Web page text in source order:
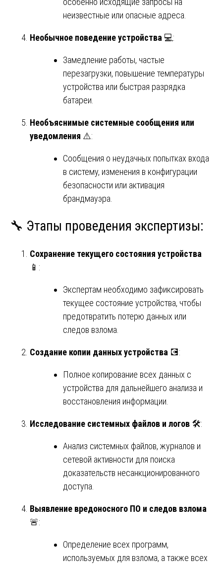
неизвестные или опасные адреса.
Необычное поведение устройства 💻:
Замедление работы, частые
перезагрузки, повышение температуры
устройства или быстрая разрядка
батареи.
Необъяснимые системные сообщения или
уведомления ⚠️:
Сообщения о неудачных попытках входа
в систему, изменения в конфигурации
безопасности или активация
брандмауэра.
🔧 Этапы проведения экспертизы:
Сохранение текущего состояния устройства
📱:
Экспертам необходимо зафиксировать
текущее состояние устройства, чтобы
предотвратить потерю данных или
следов взлома.
Создание копии данных устройства 💽:
Полное копирование всех данных с
устройства для дальнейшего анализа и
восстановления информации.
Исследование системных файлов и логов 🛠️:
Анализ системных файлов, журналов и
сетевой активности для поиска
доказательств несанкционированного
доступа.
Выявление вредоносного ПО и следов взлома
🚨:
Определение всех программ,
используемых для взлома, а также всех